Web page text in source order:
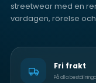
streetwear med en
vardagen, rörelse
Fri frakt
På alla